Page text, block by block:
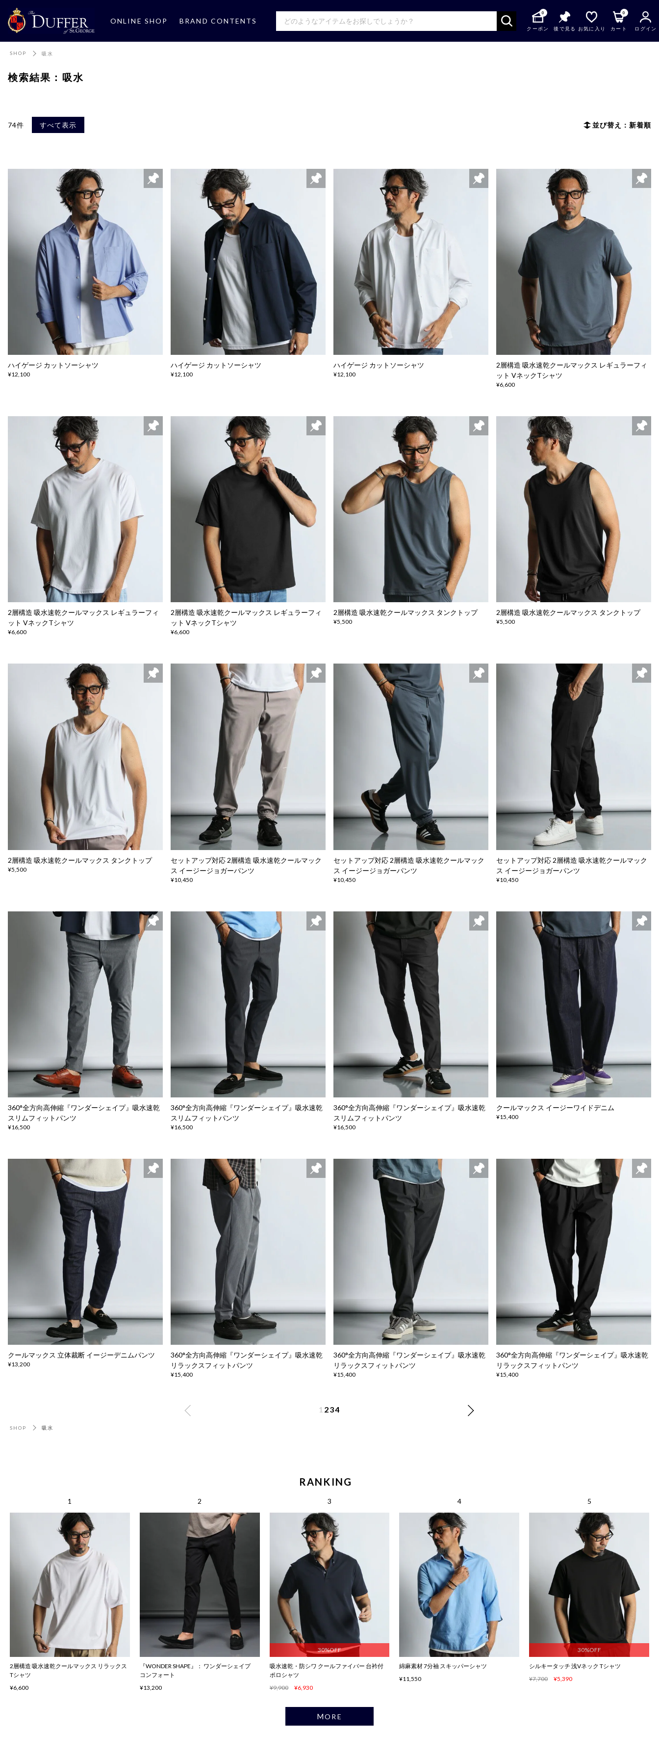
ONLINE SHOP BRAND CONTENTS
0
クーポン 後で見る お気に入り
0
カート ログイン
SHOP 吸水
検索結果：吸水
74件 すべて表示 並び替え：新着順
ハイゲージ カットソーシャツ
¥12,100
ハイゲージ カットソーシャツ
¥12,100
ハイゲージ カットソーシャツ
¥12,100
2層構造 吸水速乾クールマックス レギュラーフィ
ット VネックTシャツ
¥6,600
2層構造 吸水速乾クールマックス レギュラーフィ
ット VネックTシャツ
¥6,600
2層構造 吸水速乾クールマックス レギュラーフィ
ット VネックTシャツ
¥6,600
2層構造 吸水速乾クールマックス タンクトップ
¥5,500
2層構造 吸水速乾クールマックス タンクトップ
¥5,500
2層構造 吸水速乾クールマックス タンクトップ
¥5,500
セットアップ対応 2層構造 吸水速乾クールマック
ス イージージョガーパンツ
¥10,450
セットアップ対応 2層構造 吸水速乾クールマック
ス イージージョガーパンツ
¥10,450
セットアップ対応 2層構造 吸水速乾クールマック
ス イージージョガーパンツ
¥10,450
360°全方向高伸縮『ワンダーシェイプ』吸水速乾
スリムフィットパンツ
¥16,500
360°全方向高伸縮『ワンダーシェイプ』吸水速乾
スリムフィットパンツ
¥16,500
360°全方向高伸縮『ワンダーシェイプ』吸水速乾
スリムフィットパンツ
¥16,500
クールマックス イージーワイドデニム
¥15,400
クールマックス 立体裁断 イージーデニムパンツ
¥13,200
360°全方向高伸縮『ワンダーシェイプ』吸水速乾
リラックスフィットパンツ
¥15,400
360°全方向高伸縮『ワンダーシェイプ』吸水速乾
リラックスフィットパンツ
¥15,400
360°全方向高伸縮『ワンダーシェイプ』吸水速乾
リラックスフィットパンツ
¥15,400
1 234
SHOP 吸水
RANKING
2層構造 吸水速乾クールマックス リラックス
Tシャツ
¥6,600
『WONDER SHAPE』： ワンダーシェイプ
コンフォート
¥13,200
30%OFF
吸水速乾・防シワ クールファイバー 台衿付
ポロシャツ
¥9,900
¥6,930
綿麻素材 7分袖 スキッパーシャツ
¥11,550
30%OFF
シルキータッチ 浅Vネック Tシャツ
¥7,700
¥5,390
MORE